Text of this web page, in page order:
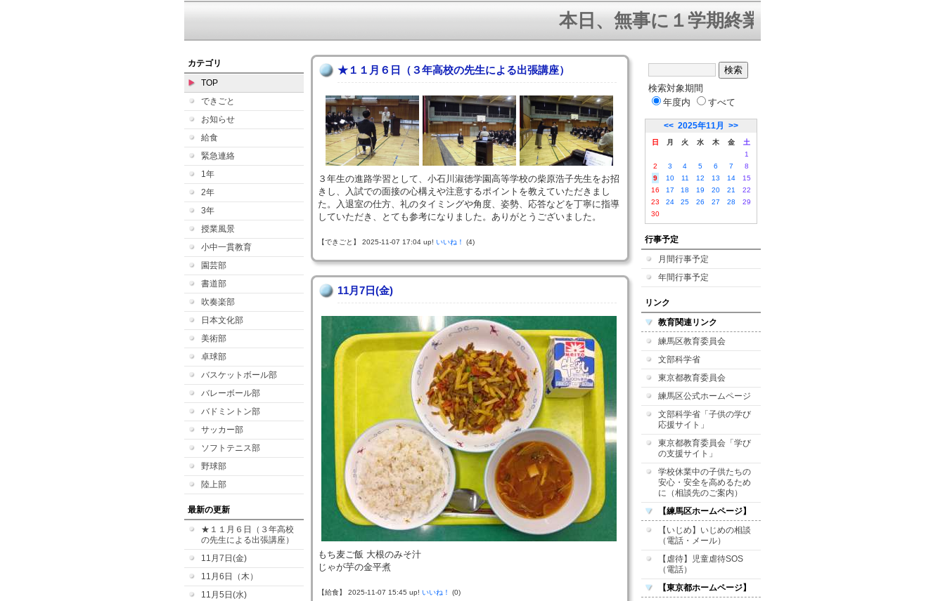
本日、無事に１学期終業式を迎えることができ
カテゴリ
TOP
できごと
お知らせ
給食
緊急連絡
1年
2年
3年
授業風景
小中一貫教育
園芸部
書道部
吹奏楽部
日本文化部
美術部
卓球部
バスケットボール部
バレーボール部
バドミントン部
サッカー部
ソフトテニス部
野球部
陸上部
最新の更新
★１１月６日（３年高校
の先生による出張講座）
11月7日(金)
11月6日（木）
11月5日(水)
★１１月６日（３年高校の先生による出張講座）
３年生の進路学習として、小石川淑徳学園高等学校の柴原浩子先生をお招
きし、入試での面接の心構えや注意するポイントを教えていただきまし
た。入退室の仕方、礼のタイミングや角度、姿勢、応答などを丁寧に指導
していただき、とても参考になりました。ありがとうございました。
【できごと】 2025-11-07 17:04 up! いいね！ (4)
11月7日(金)
もち麦ご飯 大根のみそ汁
じゃが芋の金平煮
【給食】 2025-11-07 15:45 up! いいね！ (0)
検索対象期間
年度内
すべて
<< 2025年11月 >>
日 月 火 水 木 金
土
1
2
3 4 5 6 7
8
9
10 11 12 13 14
15
16
17 18 19 20 21
22
23
24 25 26 27 28
29
30
行事予定
月間行事予定
年間行事予定
リンク
教育関連リンク
練馬区教育委員会
文部科学省
東京都教育委員会
練馬区公式ホームページ
文部科学省「子供の学び
応援サイト」
東京都教育委員会「学び
の支援サイト」
学校休業中の子供たちの
安心・安全を高めるため
に（相談先のご案内）
【練馬区ホームページ】
【いじめ】いじめの相談
（電話・メール）
【虐待】児童虐待SOS
（電話）
【東京都ホームページ】